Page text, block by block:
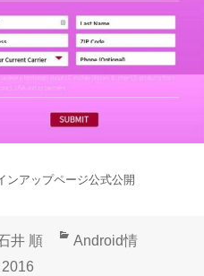
ンアップページ公式公開
井 順
カ
Android情